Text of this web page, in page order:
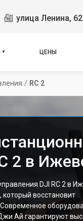
улица Ленина, 62
ЦЕНЫ
/ RC 2
2 в
DJI RC 2 в
восстановит
Ай гарантируют